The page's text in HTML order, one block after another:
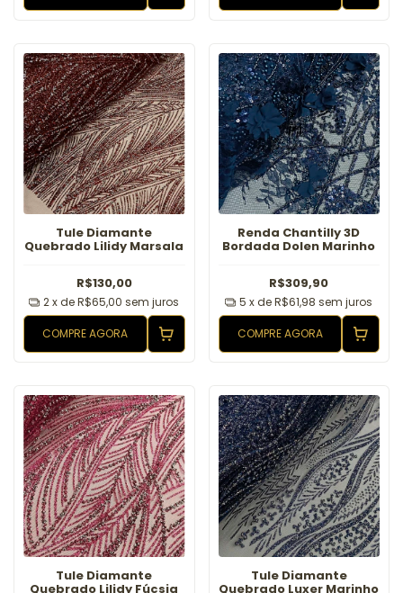
Tule Diamante
Quebrado Lilidy Marsala
R$130,00
2x deR$65,00 sem juros
COMPRE AGORA
Renda Chantilly 3D
Bordada Dolen Marinho
R$309,90
5 x deR$61,98 sem juros
COMPRE AGORA
Tule Diamante
Quebrado Lilidy Fúcsia
Tule Diamante
Quebrado Luxer Marinho